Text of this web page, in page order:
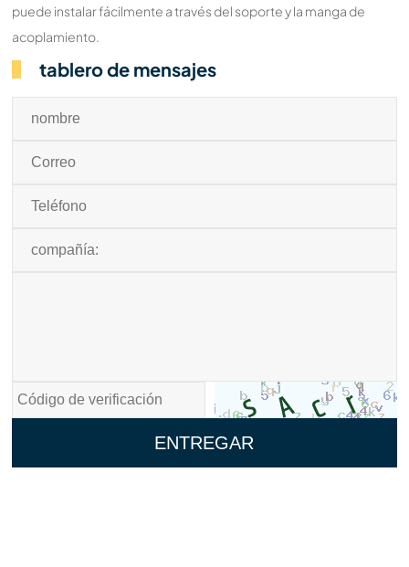
puede instalar fácilmente a través del soporte y la manga de
acoplamiento.
tablero de mensajes
ENTREGAR